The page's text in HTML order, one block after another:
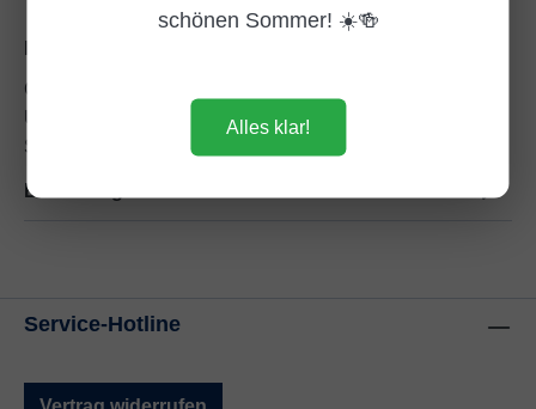
Cocktail Plant Swimming Pool – Der blaue
Urlaubs‑Cocktail zum Sofort‑Losfeiern Cocktail Plant
Swimming Pool ist der kleine b…
Mehr
Bewertungen
Service-Hotline
schönen Sommer! ☀️🍻
Alles klar!